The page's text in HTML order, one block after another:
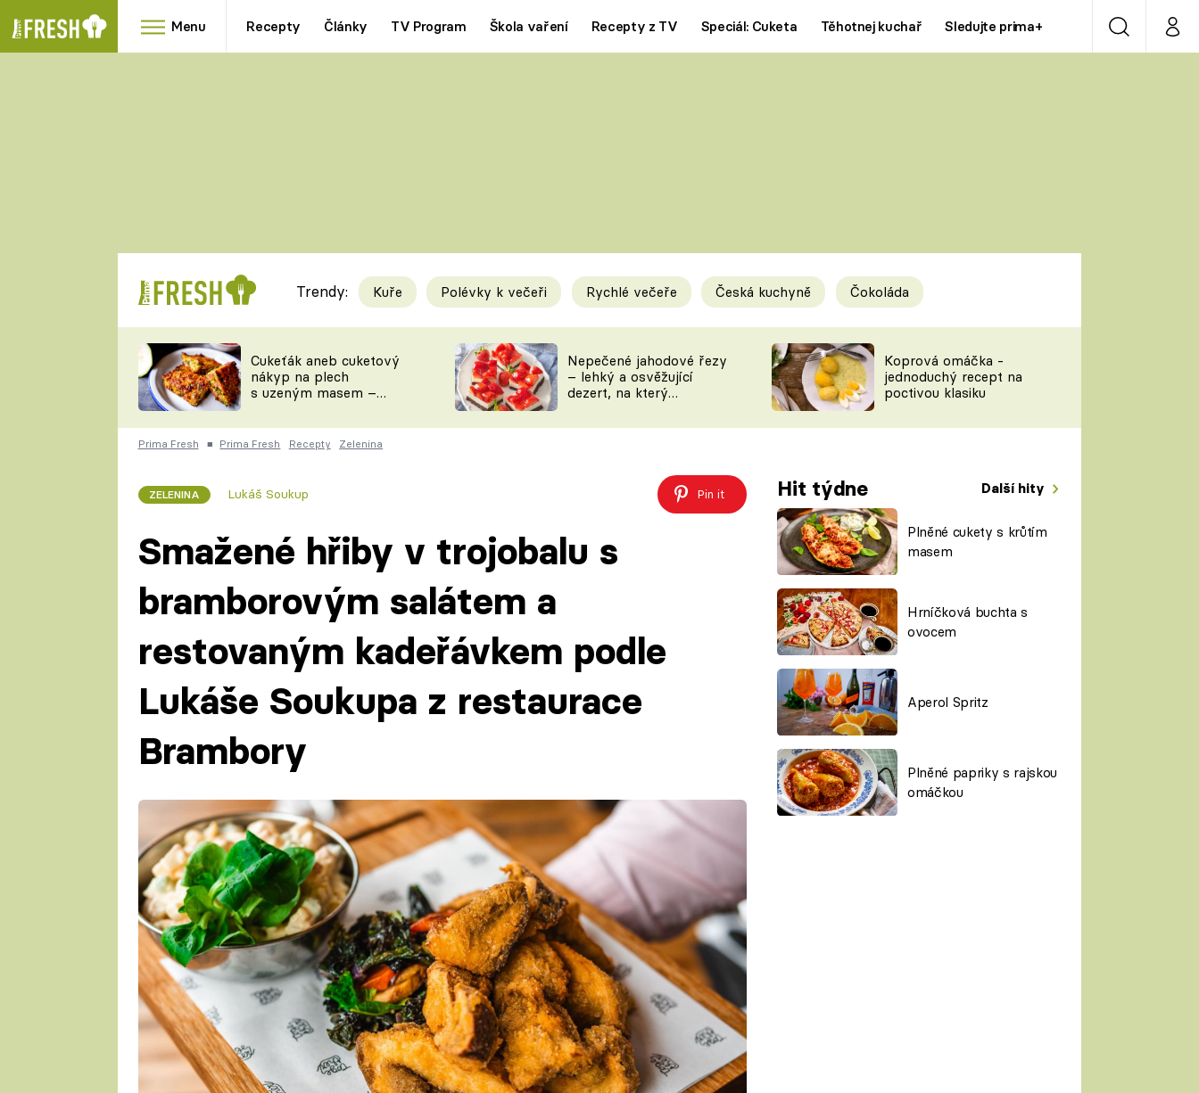
Menu Recepty Články TV Program Škola vaření Recepty z TV Speciál: Cuketa Těhotnej kuchař Sledujte prima+ VyhledáváníMůj
RYCHLOVKY
Videorecepty
TEĎ VAŘÍ ŠÉF!
ČESKO NA TALÍŘI
KUCHAŘKA
Tipy a triky
KAM ZA JÍDLEM
VYCHYTÁVKY
Novinky
ŠÉFREDAKTORKY
ČASOPIS
Prima LAJK
Sledujte nás
Trendy: Kuře Polévky k večeři Rychlé večeře Česká kuchyně Čokoláda
Cukeťák aneb cuketový
nákyp na plech
s uzeným masem –
zpracovat přerostlé
cukety
Nepečené jahodové řezy
– lehký a osvěžující
dezert, na který
Koprová omáčka -
jednoduchý recept na
poctivou klasiku
Prima Fresh ■ Prima Fresh Recepty Zelenina
ZELENINA Lukáš Soukup Pin it Hit týdne Další hity
Plněné cukety s krůtím
masem
Hrníčková buchta s
ovocem
Aperol Spritz
Plněné papriky s rajskou
omáčkou
Smažené hřiby v trojobalu s
bramborovým salátem a
restovaným kadeřávkem podle
Lukáše Soukupa z restaurace
Brambory